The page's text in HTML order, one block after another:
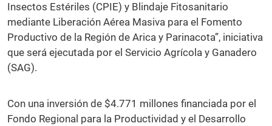
Insectos Estériles (CPIE) y Blindaje Fitosanitario
mediante Liberación Aérea Masiva para el Fomento
Productivo de la Región de Arica y Parinacota”, iniciativa
que será ejecutada por el Servicio Agrícola y Ganadero
(SAG).
Con una inversión de $4.771 millones financiada por el
Fondo Regional para la Productividad y el Desarrollo